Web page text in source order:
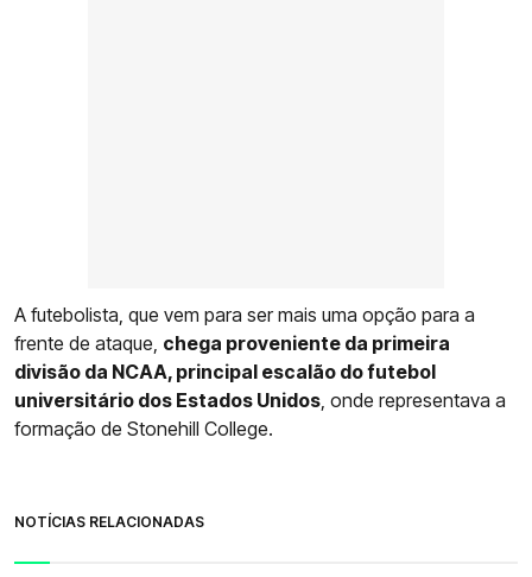
A futebolista, que vem para ser mais uma opção para a
frente de ataque, chega proveniente da primeira
divisão da NCAA, principal escalão do futebol
universitário dos Estados Unidos, onde representava a
formação de Stonehill College.
NOTÍCIAS RELACIONADAS